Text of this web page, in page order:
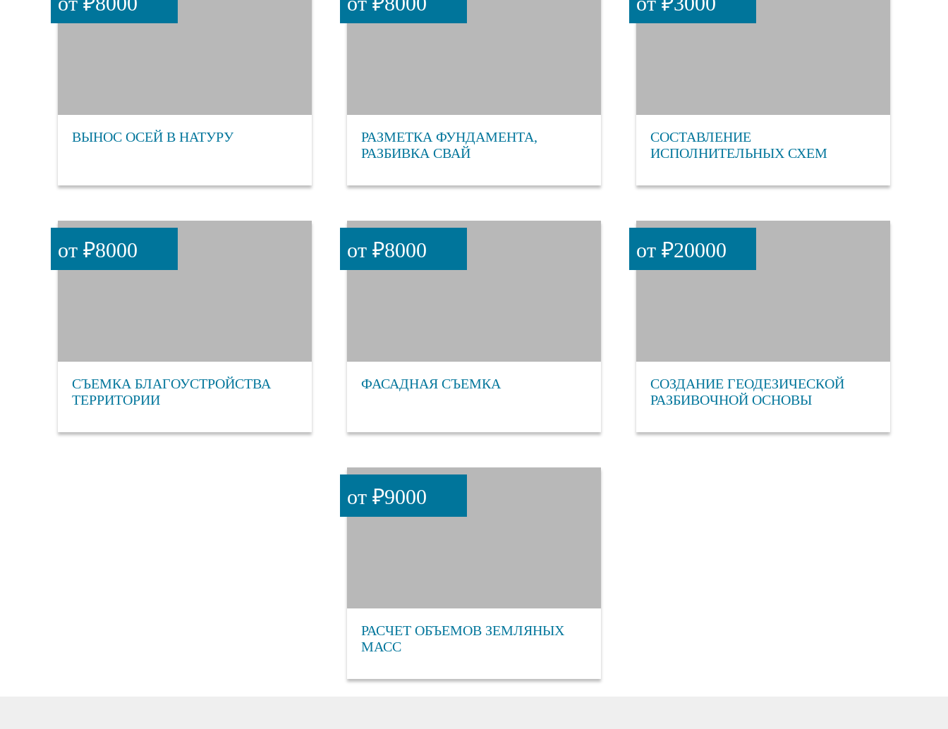
ВЫНОС ОСЕЙ В НАТУРУ
РАЗМЕТКА ФУНДАМЕНТА,
РАЗБИВКА СВАЙ
СОСТАВЛЕНИЕ
ИСПОЛНИТЕЛЬНЫХ СХЕМ
СЪЕМКА БЛАГОУСТРОЙСТВА
ТЕРРИТОРИИ
от ₽8000
ФАСАДНАЯ СЪЕМКА
от ₽8000
СОЗДАНИЕ ГЕОДЕЗИЧЕСКОЙ
РАЗБИВОЧНОЙ ОСНОВЫ
от ₽20000
РАСЧЕТ ОБЪЕМОВ ЗЕМЛЯНЫХ
МАСС
от ₽9000